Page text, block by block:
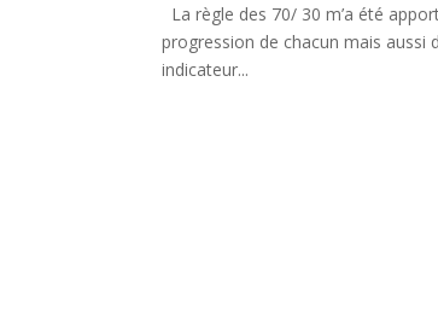
La règle des 70/ 30 m’a été
progression de chacun mais aussi
indicateur...